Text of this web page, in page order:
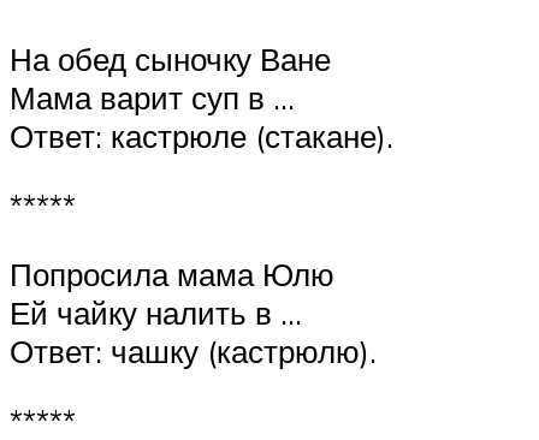
На обед сыночку Ване
Мама варит суп в …
Ответ: кастрюле (стакане).
*****
Попросила мама Юлю
Ей чайку налить в …
Ответ: чашку (кастрюлю).
*****